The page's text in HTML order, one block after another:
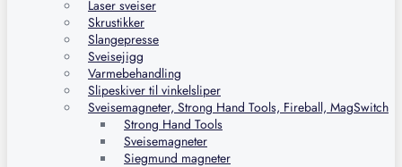
Laser sveiser
Skrustikker
Slangepresse
Sveisejigg
Varmebehandling
Slipeskiver til vinkelsliper
Sveisemagneter, Strong Hand Tools, Fireball, MagSwitch
Strong Hand Tools
Sveisemagneter
Siegmund magneter